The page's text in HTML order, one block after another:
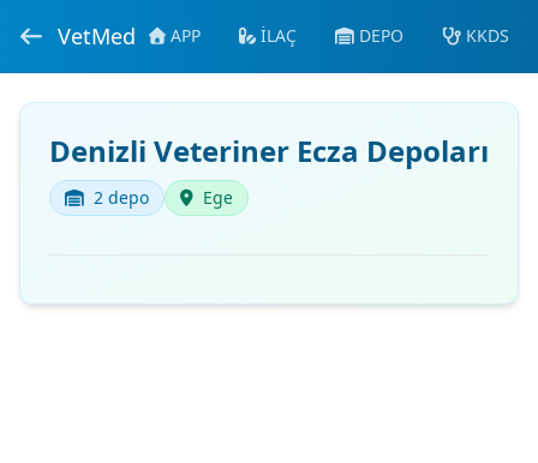
VetMed APP İLAÇ DEPO KKDS
Denizli Veteriner Ecza Depoları
2 depo Ege